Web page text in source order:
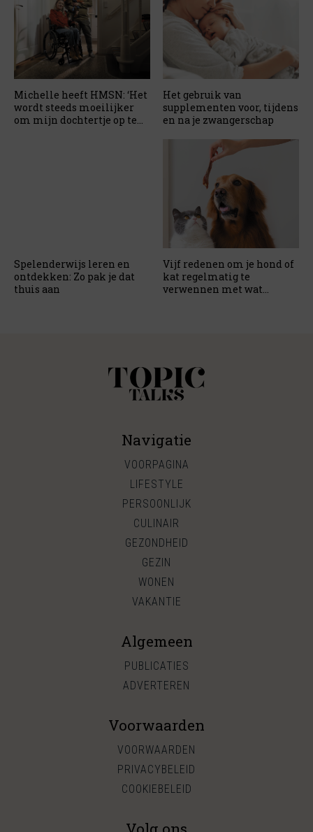
Michelle heeft HMSN: ‘Het
wordt steeds moeilijker
om mijn dochtertje op te
Het gebruik van
supplementen voor, tijdens
en na je zwangerschap
Spelenderwijs leren en
ontdekken: Zo pak je dat
thuis aan
Vijf redenen om je hond of
kat regelmatig te
verwennen met wat
Navigatie
VOORPAGINA
LIFESTYLE
PERSOONLIJK
CULINAIR
GEZONDHEID
GEZIN
WONEN
VAKANTIE
Algemeen
PUBLICATIES
ADVERTEREN
Voorwaarden
VOORWAARDEN
PRIVACYBELEID
COOKIEBELEID